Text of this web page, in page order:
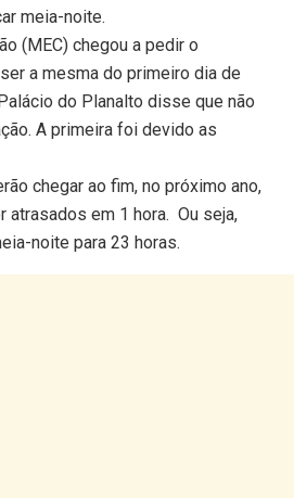
meia-noite.
(MEC) chegou a pedir o
a mesma do primeiro dia de
do Planalto disse que não
A primeira foi devido as
chegar ao fim, no próximo ano,
em 1 hora. Ou seja,
noite para 23 horas.